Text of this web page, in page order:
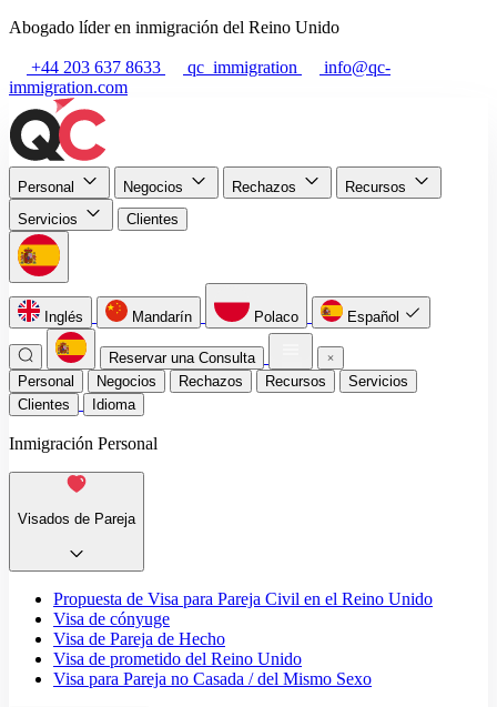
Abogado líder en inmigración del Reino Unido
+44 203 637 8633 qc_immigration
info@qc-
immigration.com
Personal Negocios Rechazos
Recursos
Servicios
Clientes
Inglés Mandarín Polaco Español
Reservar una Consulta
Personal
Negocios Rechazos Recursos
Servicios
Clientes
Idioma
Inmigración Personal
Visados de Pareja
Propuesta de Visa para Pareja Civil en el Reino Unido
Visa de cónyuge
Visa de Pareja de Hecho
Visa de prometido del Reino Unido
Visa para Pareja no Casada / del Mismo Sexo